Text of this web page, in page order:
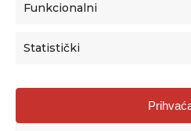
Funkcionalni
Statistički
Agencija za odgoj i obrazovanje
Donje Svetice 38, 10000 Zagreb